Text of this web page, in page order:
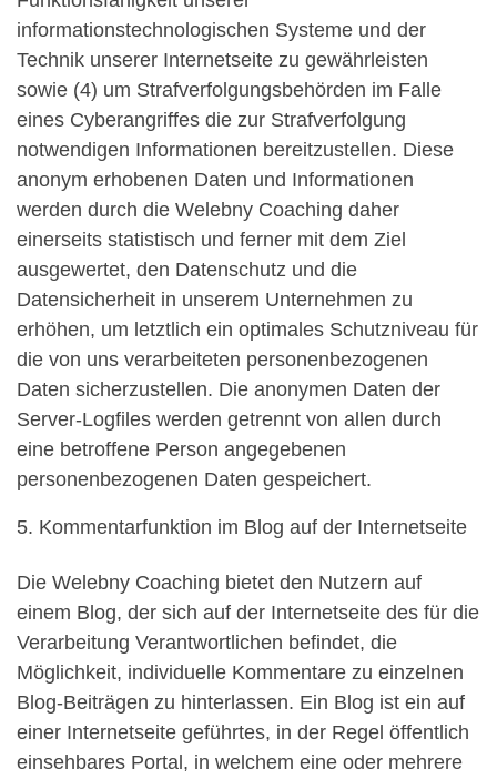
informationstechnologischen Systeme und der
Technik unserer Internetseite zu gewährleisten
sowie (4) um Strafverfolgungsbehörden im Falle
eines Cyberangriffes die zur Strafverfolgung
notwendigen Informationen bereitzustellen. Diese
anonym erhobenen Daten und Informationen
werden durch die Welebny Coaching daher
einerseits statistisch und ferner mit dem Ziel
ausgewertet, den Datenschutz und die
Datensicherheit in unserem Unternehmen zu
erhöhen, um letztlich ein optimales Schutzniveau für
die von uns verarbeiteten personenbezogenen
Daten sicherzustellen. Die anonymen Daten der
Server-Logfiles werden getrennt von allen durch
eine betroffene Person angegebenen
personenbezogenen Daten gespeichert.
5. Kommentarfunktion im Blog auf der Internetseite
Die Welebny Coaching bietet den Nutzern auf
einem Blog, der sich auf der Internetseite des für die
Verarbeitung Verantwortlichen befindet, die
Möglichkeit, individuelle Kommentare zu einzelnen
Blog-Beiträgen zu hinterlassen. Ein Blog ist ein auf
einer Internetseite geführtes, in der Regel öffentlich
einsehbares Portal, in welchem eine oder mehrere